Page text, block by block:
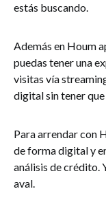
estás buscando.
Además en Houm
puedas tener una
visitas vía
digital sin tener
Para arrendar con
de forma digital y
análisis de crédito.
aval.